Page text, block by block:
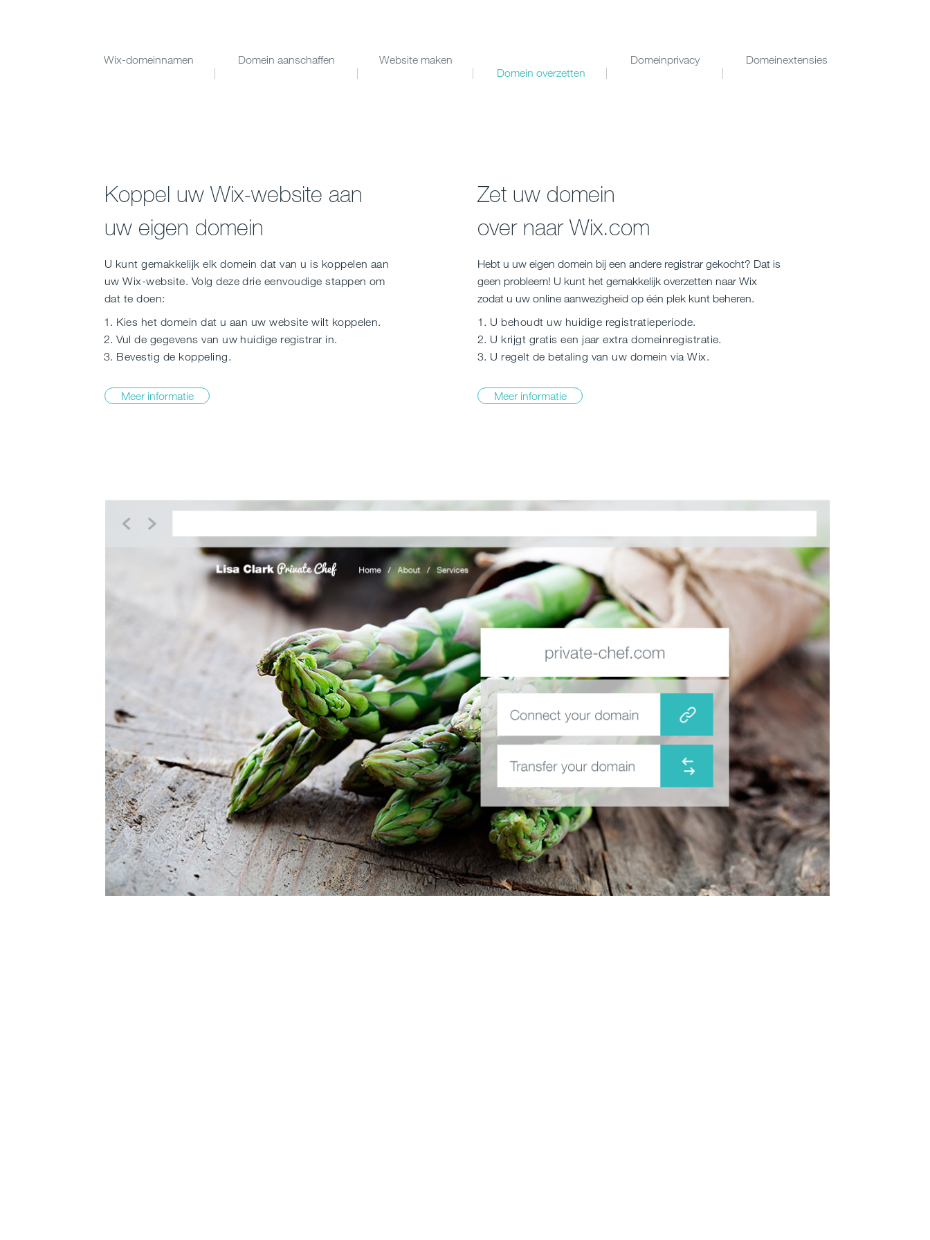
Website maken Domeinprivacy Domeinextensies
Domein aanschaffen
Wix-domeinnamen
Domein overzetten
Koppel uw Wix-website aan
uw eigen domein
U kunt gemakkelijk elk domein dat van u is koppelen aan
uw Wix-website. Volg deze drie eenvoudige stappen om
dat te doen:
1. Kies het domein dat u aan uw website wilt koppelen.
2. Vul de gegevens van uw huidige registrar in.
3. Bevestig de koppeling.
Meer informatie
Zet uw domein
over naar Wix.com
Hebt u uw eigen domein bij een andere registrar gekocht? Dat is
geen probleem! U kunt het gemakkelijk overzetten naar Wix
zodat u uw online aanwezigheid op één plek kunt beheren.
1. U behoudt uw huidige registratieperiode.
2. U krijgt gratis een jaar extra domeinregistratie.
3. U regelt de betaling van uw domein via Wix.
Meer informatie